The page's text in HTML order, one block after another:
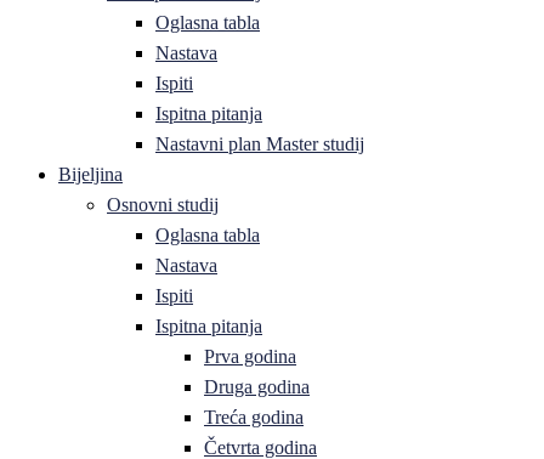
Oglasna tabla
Nastava
Ispiti
Ispitna pitanja
Nastavni plan Master studij
Bijeljina
Osnovni studij
Oglasna tabla
Nastava
Ispiti
Ispitna pitanja
Prva godina
Druga godina
Treća godina
Četvrta godina